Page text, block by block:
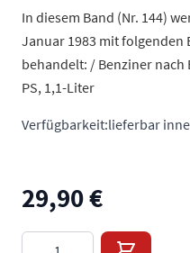
In diesem Band (Nr. 144)
Januar 1983 mit folgenden
behandelt: / Benziner nach
PS, 1,1-Liter
Verfügbarkeit:lieferbar
29,90 €